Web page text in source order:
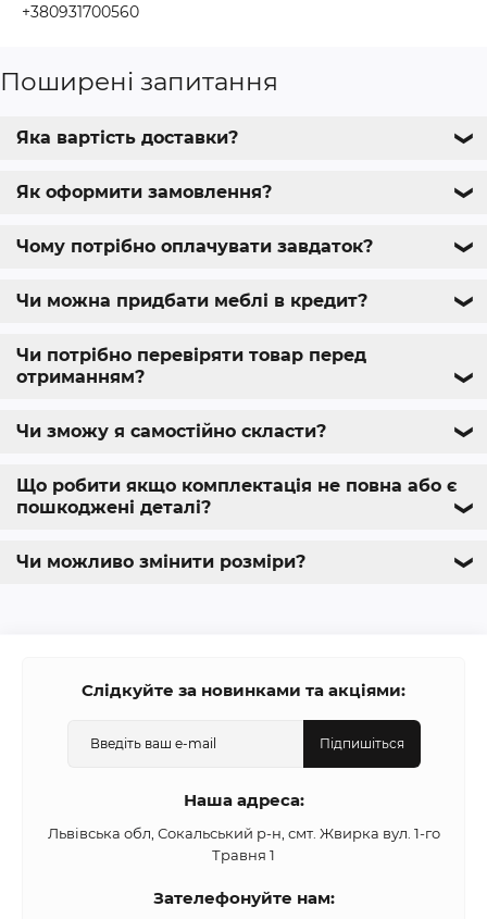
+380931700560
Поширені запитання
Яка вартість доставки? ❯
Як оформити замовлення? ❯
Чому потрібно оплачувати завдаток? ❯
Чи можна придбати меблі в кредит? ❯
Чи потрібно перевіряти товар перед
отриманням?
❯
Чи зможу я самостійно скласти? ❯
Що робити якщо комплектація не повна або є
пошкоджені деталі?
❯
Чи можливо змінити розміри? ❯
Слідкуйте за новинками та акціями:
Підпишіться
Наша адреса:
Львівська обл, Сокальський р-н, смт. Жвирка вул. 1-го
Травня 1
Зателефонуйте нам: